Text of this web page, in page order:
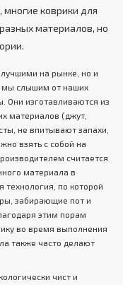
коврики для
материалов, но
на рынке, но и
мы слышим от наших
Они изготавливаются из
материалов (джут,
не впитывают запахи,
взять с собой на
считается
материала в
технология, по которой
забирающие пот и
этим порам
во время выполнения
также часто делают
чист и